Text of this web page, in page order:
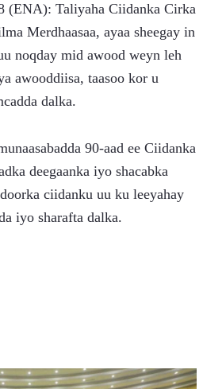
(ENA): Taliyaha Ciidanka Cirka
Merdhaasaa, ayaa sheegay in
noqday mid awood weyn leh
awooddiisa, taasoo kor u
dalka.
90-aad ee Ciidanka
deegaanka iyo shacabka
ciidanku uu ku leeyahay
iyo sharafta dalka.